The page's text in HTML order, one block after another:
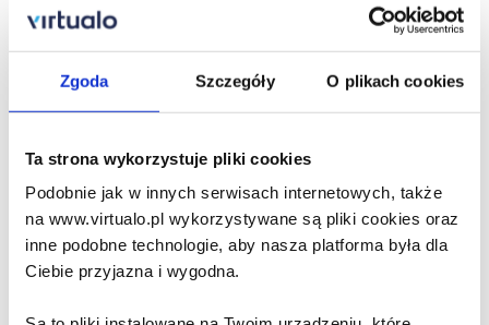
Zgoda Szczegóły O plikach cookies
Ta strona wykorzystuje pliki cookies
Podobnie jak w innych serwisach internetowych, także
na www.virtualo.pl wykorzystywane są pliki cookies oraz
inne podobne technologie, aby nasza platforma była dla
Ciebie przyjazna i wygodna.
Sztuczna inteligencja,
władza i najważniejszy
wieku
Mustafa Suleyman,Michael Bhaskar
Cena virtualo:25.99 zł
59.99 zł